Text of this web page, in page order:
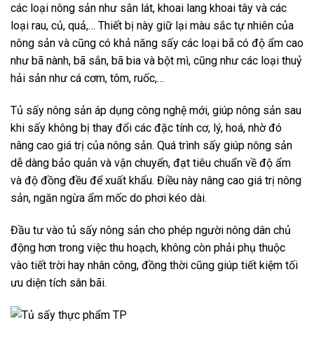
các loại nông sản như sắn lát, khoai lang khoai tây và các
loại rau, củ, quả,… Thiết bị này giữ lại màu sắc tự nhiên của
nông sản và cũng có khả năng sấy các loại bã có độ ẩm cao
như bã nành, bã sắn, bã bia và bột mì, cũng như các loại thuỷ
hải sản như cá cơm, tôm, ruốc,…
Tủ sấy nông sản áp dụng công nghệ mới, giúp nông sản sau
khi sấy không bị thay đổi các đặc tính cơ, lý, hoá, nhờ đó
nâng cao giá trị của nông sản. Quá trình sấy giúp nông sản
dễ dàng bảo quản và vận chuyển, đạt tiêu chuẩn về độ ẩm
và độ đồng đều để xuất khẩu. Điều này nâng cao giá trị nông
sản, ngăn ngừa ẩm mốc do phơi kéo dài.
Đầu tư vào tủ sấy nông sản cho phép người nông dân chủ
động hơn trong việc thu hoạch, không còn phải phụ thuộc
vào tiết trời hay nhân công, đồng thời cũng giúp tiết kiệm tối
ưu diện tích sân bãi.